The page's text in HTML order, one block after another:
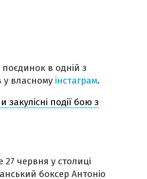
в одній з
у власному інстаграм.
події бою з
червня у столиці
боксер Антоніо